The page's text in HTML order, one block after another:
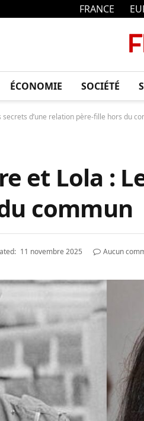
FRANCE
ÉCONOMIE SOCIÉTÉ
secrets d’une relation père-fille hors du
et Lola :
commun
11 novembre 2025 Aucun